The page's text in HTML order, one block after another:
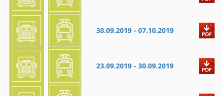
30.09.2019 - 07.10.2019
23.09.2019 - 30.09.2019